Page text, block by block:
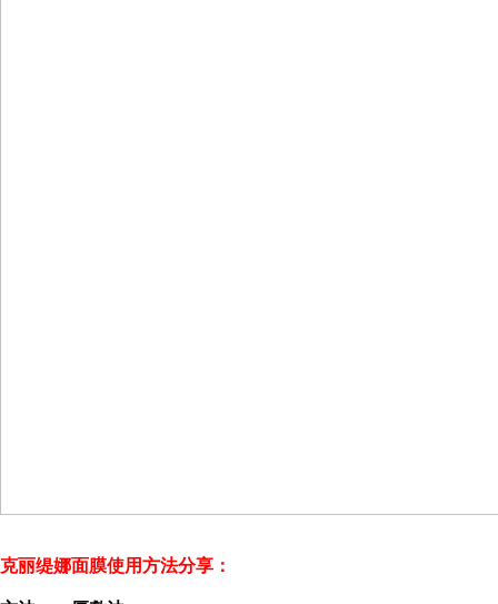
克丽缇娜面膜使用方法分享：